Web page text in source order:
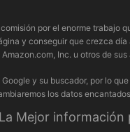
por el enorme trabajo
y conseguir que crezca
Inc. u otros de sus
y su buscador, por lo
los datos
Mejor información